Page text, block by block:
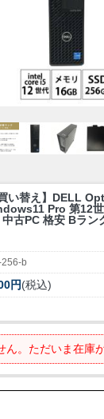
い替え】 DELL
Pro 第12
古PC 格安 Bラン
b
円(税込)
ん。ただいま在庫